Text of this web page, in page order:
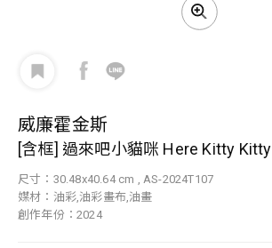
威廉霍金斯
[含框] 過來吧小貓咪 Here Kitty Kitty
尺寸：30.48x40.64 cm , AS-2024T107
媒材：油彩,油彩畫布,油畫
創作年份：2024